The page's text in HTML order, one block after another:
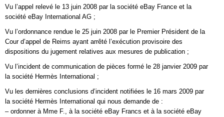
Vu l’appel relevé le 13 juin 2008 par la société eBay France et la
société eBay International AG ;
Vu l’ordonnance rendue le 25 juin 2008 par le Premier Président de la
Cour d’appel de Reims ayant arrêté l’exécution provisoire des
dispositions du jugement relatives aux mesures de publication ;
Vu l’incident de communication de pièces formé le 28 janvier 2009 par
la société Hermès International ;
Vu les dernières conclusions d’incident notifiées le 16 mars 2009 par
la société Hermès International qui nous demande de :
– ordonner à Mme F., à la société eBay Francs et à la société eBay